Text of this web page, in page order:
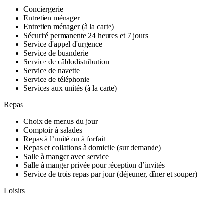
Conciergerie
Entretien ménager
Entretien ménager (à la carte)
Sécurité permanente 24 heures et 7 jours
Service d'appel d'urgence
Service de buanderie
Service de câblodistribution
Service de navette
Service de téléphonie
Services aux unités (à la carte)
Repas
Choix de menus du jour
Comptoir à salades
Repas à l’unité ou à forfait
Repas et collations à domicile (sur demande)
Salle à manger avec service
Salle à manger privée pour réception d’invités
Service de trois repas par jour (déjeuner, dîner et souper)
Loisirs